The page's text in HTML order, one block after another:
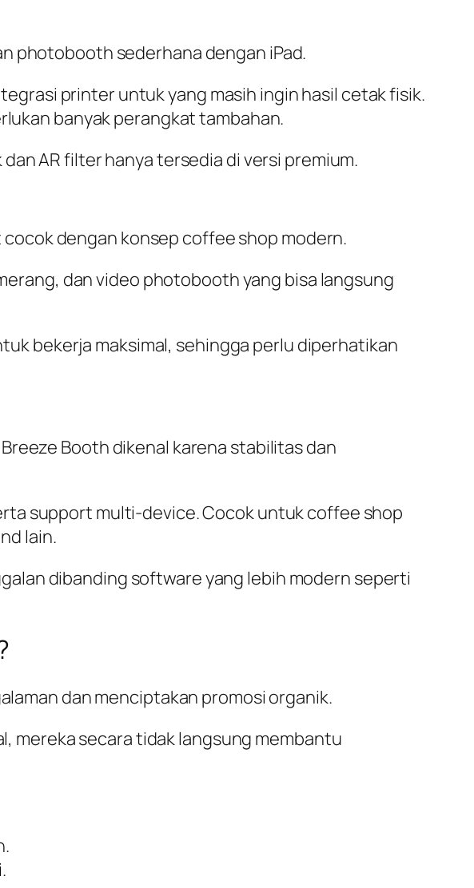
photobooth sederhana dengan iPad.
printer untuk yang masih ingin hasil cetak fisik.
banyak perangkat tambahan.
AR filter hanya tersedia di versi premium.
dengan konsep coffee shop modern.
dan video photobooth yang bisa langsung
bekerja maksimal, sehingga perlu diperhatikan
Booth dikenal karena stabilitas dan
support multi-device. Cocok untuk coffee shop
lain.
dibanding software yang lebih modern seperti
dan menciptakan promosi organik.
mereka secara tidak langsung membantu